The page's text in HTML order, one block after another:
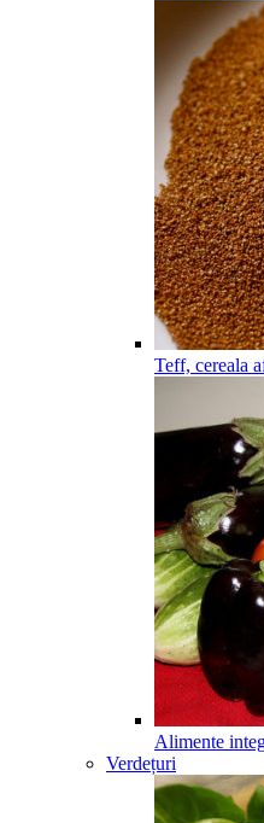
Teff, cereala
Alimente
Verdețuri